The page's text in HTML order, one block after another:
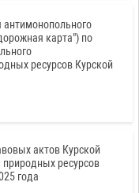
карта") по
ресурсов Курской
актов Курской
ресурсов
года